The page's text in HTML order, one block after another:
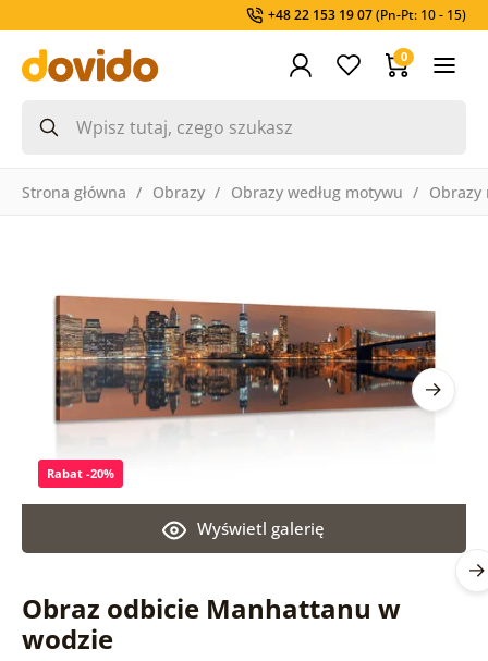
+48 22 153 19 07(Pn-Pt: 10 - 15)
0
Strona główna Obrazy Obrazy według motywu Obrazy
Obraz odbicie Manhattanu w
wodzie
Wyświetl galerię
Rabat -20%